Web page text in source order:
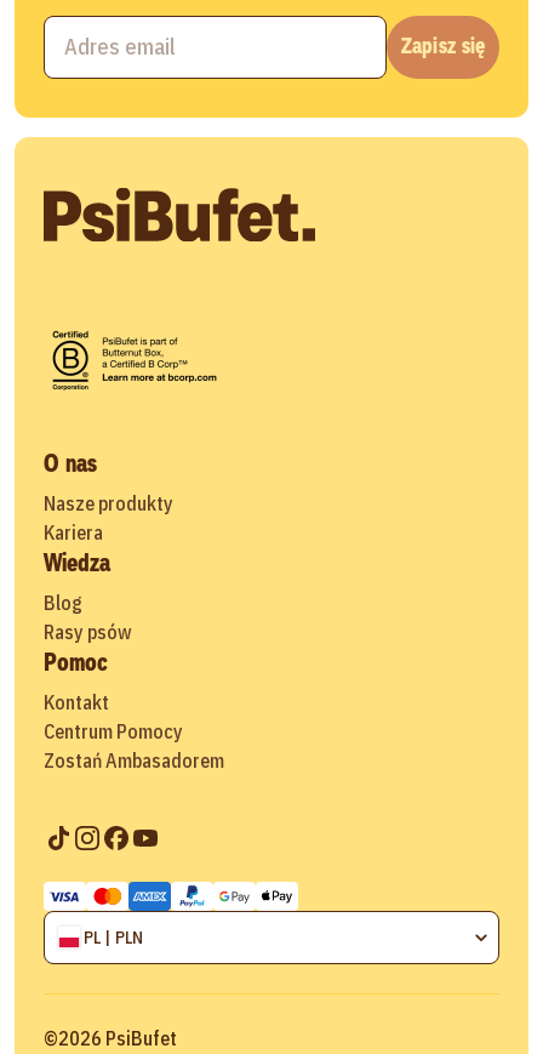
Zapisz się
O nas
Nasze produkty
Kariera
Wiedza
Blog
Rasy psów
Pomoc
Kontakt
Centrum Pomocy
Zostań Ambasadorem
PL | PLN
©2026 PsiBufet